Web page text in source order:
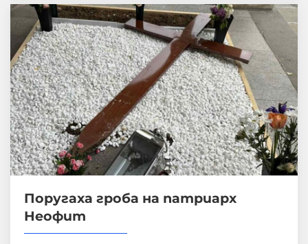
Поругаха гроба на патриарх
Неофит